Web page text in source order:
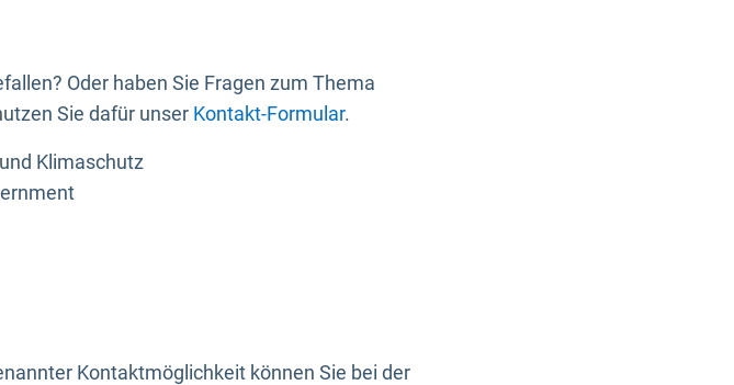
Oder haben Sie Fragen zum Thema
Sie dafür unser Kontakt-Formular.
Klimaschutz
Kontaktmöglichkeit können Sie bei der